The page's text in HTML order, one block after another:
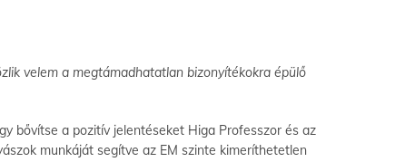
velem a megtámadhatatlan bizonyítékokra épülő
bővítse a pozitív jelentéseket Higa Professzor és az
munkáját segítve az EM szinte kimeríthetetlen